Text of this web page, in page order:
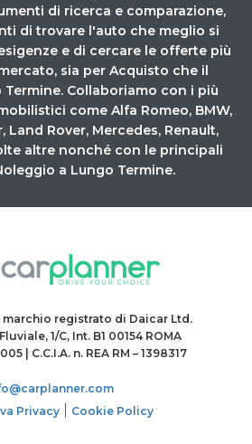
di ricerca e comparazione,
di trovare l'auto che meglio si
e di cercare le offerte più
sia per Acquisto che il
Collaboriamo con i più
come Alfa Romeo, BMW,
Land Rover, Mercedes, Renault,
altre nonché con le principali
a Lungo Termine.
marchio registrato di Daicar Ltd.
1/C, Int. B1 00154 ROMA
| C.C.I.A. n. REA RM – 1398317
Privacy
Cookie Policy